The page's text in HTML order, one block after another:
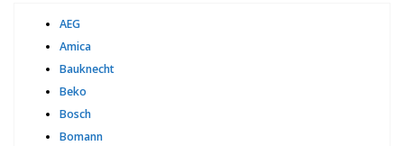
AEG
Amica
Bauknecht
Beko
Bosch
Bomann